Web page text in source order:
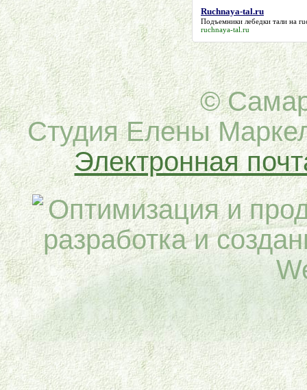
Ruchnaya-tal.ru
Подъемники лебедки тали на
ruchnaya-tal.ru
©
Cтудия Елены
Электронная